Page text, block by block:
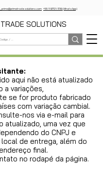
+55 11 97721-1739 (WhatsApp)
SOLUTIONS
aqui não está atualizado
a variações,
se for produto fabricado
com variação cambial.
nos via e-mail para
atualizado, uma vez que
do CNPJ e
de entrega, além do
final.
no rodapé da página.